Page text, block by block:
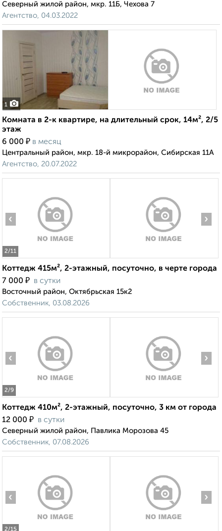
Северный жилой район, мкр. 11Б, Чехова 7
Агентство, 04.03.2022
1
Комната в 2-к квартире, на длительный срок, 14м², 2/5
этаж
6 000 ₽ в месяц
Центральный район, мкр. 18-й микрорайон, Сибирская 11А
Агентство, 20.07.2022
2/11
‹ ›
Коттедж 415м², 2-этажный, посуточно, в черте города
7 000 ₽ в сутки
Восточный район, Октябрьская 15к2
Собственник, 03.08.2026
2/9
‹ ›
Коттедж 410м², 2-этажный, посуточно, 3 км от города
12 000 ₽ в сутки
Северный жилой район, Павлика Морозова 45
Собственник, 07.08.2026
2/15
‹ ›